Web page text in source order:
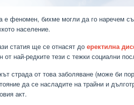
е феномен, бихме могли да го наречем
население.
статия ще се отнасят до еректилна
от най-редките тези с тежки социални
страда от това заболяване (може би
да се насладите на трайни и
акт.